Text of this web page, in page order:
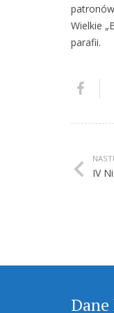
Wielkie
parafii.
IV